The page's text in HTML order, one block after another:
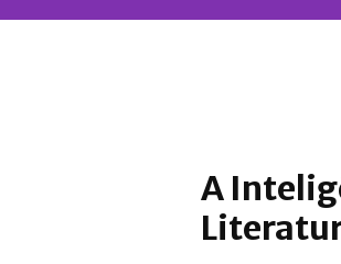
A